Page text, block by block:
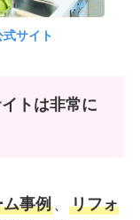
式サイト
トは非常に
事例、 リフォ